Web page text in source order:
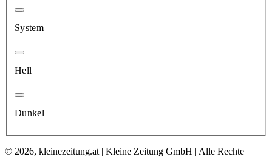
System
Hell
Dunkel
© 2026, kleinezeitung.at | Kleine Zeitung GmbH | Alle Rechte